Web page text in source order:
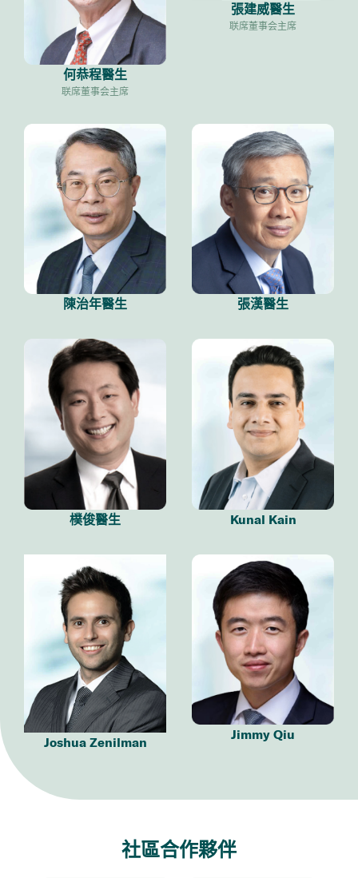
何恭程醫生
联席董事会主席
張建威醫生
联席董事会主席
陳治年醫生 張漢醫生
樸俊醫生 Kunal Kain
Joshua Zenilman Jimmy Qiu
社區合作夥伴